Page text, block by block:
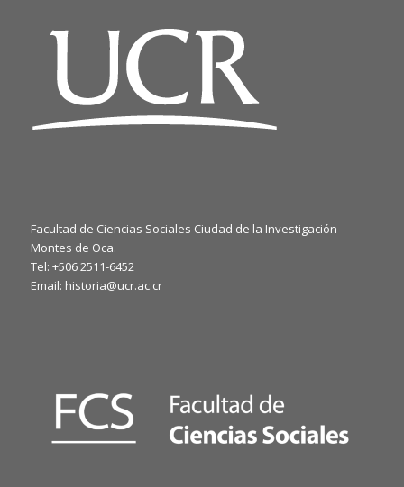
Facultad de Ciencias Sociales Ciudad de la Investigación
Montes de Oca.
Tel: +506 2511-6452
Email: historia@ucr.ac.cr